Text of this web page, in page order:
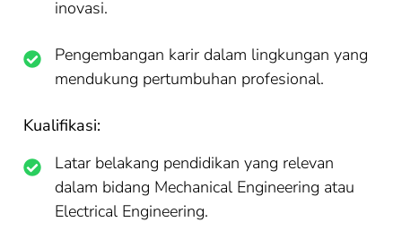
inovasi.
Pengembangan karir dalam lingkungan yang
mendukung pertumbuhan profesional.
Kualifikasi:
Latar belakang pendidikan yang relevan
dalam bidang Mechanical Engineering atau
Electrical Engineering.